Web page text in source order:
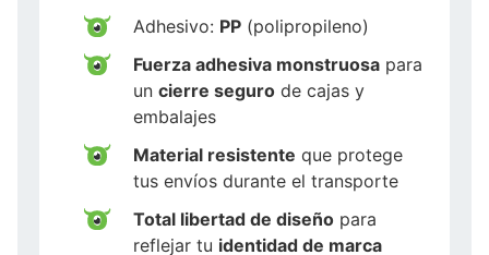
Adhesivo: PP (polipropileno)
Fuerza adhesiva monstruosa para
un cierre seguro de cajas y
embalajes
Material resistente que protege
tus envíos durante el transporte
Total libertad de diseño para
reflejar tu identidad de marca